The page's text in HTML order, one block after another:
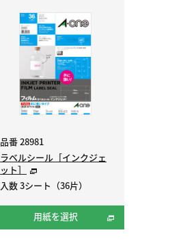
品番 28981
ラベルシール［インクジェ
ット］
入数 3シート（36片）
用紙を選択